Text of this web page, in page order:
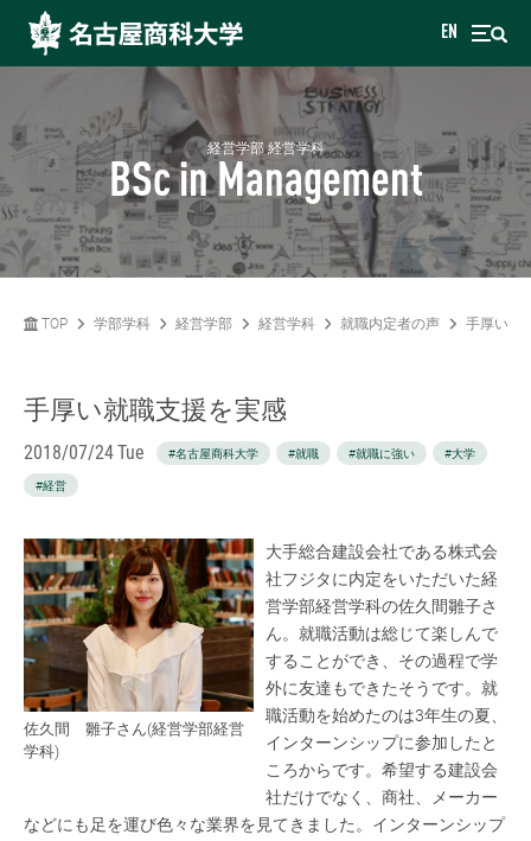
EN
経営学部 経営学科
BSc in Management
TOP 学部学科 経営学部 経営学科 就職内定者の声 手厚い就
手厚い就職支援を実感
2018/07/24 Tue #名古屋商科大学 #就職 #就職に強い #大学
#経営
佐久間 雛子さん(経営学部経営
学科)
大手総合建設会社である株式会
社フジタに内定をいただいた経
営学部経営学科の佐久間雛子さ
ん。就職活動は総じて楽しんで
することができ、その過程で学
外に友達もできたそうです。就
職活動を始めたのは3年生の夏、
インターンシップに参加したと
ころからです。希望する建設会
社だけでなく、商社、メーカー
などにも足を運び色々な業界を見てきました。インターンシップ